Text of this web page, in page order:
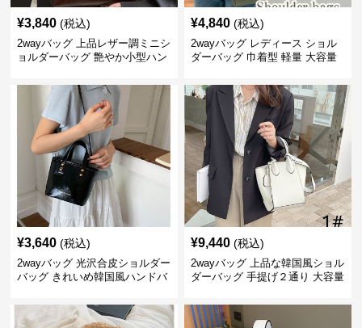
¥3,840 (税込)
2wayバッグ 上品レザー調ミニシ
ョルダーバッグ 艶やか小型ハン
¥4,840 (税込)
2wayバッグ レディース ショル
ダーバッグ 巾着型 軽量 大容量
¥3,640 (税込)
2wayバッグ 光沢合皮ショルダー
バッグ きれいめ韓国風ハンドバ
¥9,440 (税込)
2wayバッグ 上品な韓国風ショル
ダーバッグ 手提げ２通り 大容量